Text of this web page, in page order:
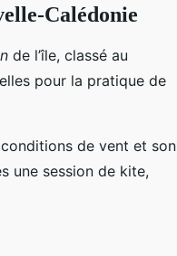
Calédonie
de l’île, classé au
pour la pratique de
de vent et son
une session de kite,